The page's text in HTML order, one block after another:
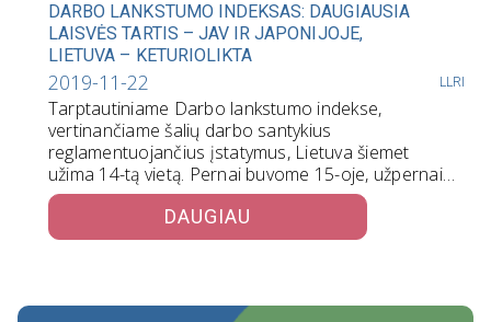
DARBO LANKSTUMO INDEKSAS: DAUGIAUSIA
LAISVĖS TARTIS – JAV IR JAPONIJOJE,
LIETUVA – KETURIOLIKTA
2019-11-22 LLRI
Tarptautiniame Darbo lankstumo indekse,
vertinančiame šalių darbo santykius
reglamentuojančius įstatymus, Lietuva šiemet
užima 14-tą vietą. Pernai buvome 15-oje, užpernai
–…
DAUGIAU